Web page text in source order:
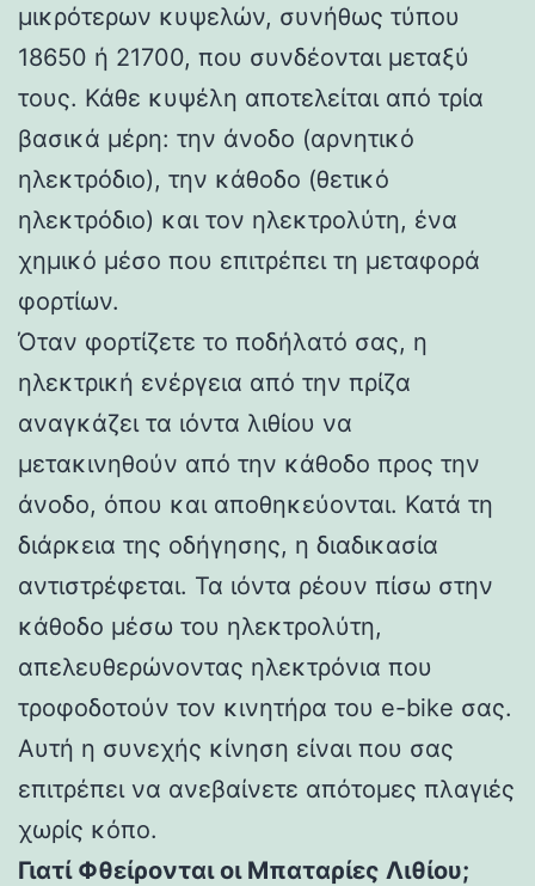
μικρότερων κυψελών, συνήθως τύπου
18650 ή 21700, που συνδέονται μεταξύ
τους. Κάθε κυψέλη αποτελείται από τρία
βασικά μέρη: την άνοδο (αρνητικό
ηλεκτρόδιο), την κάθοδο (θετικό
ηλεκτρόδιο) και τον ηλεκτρολύτη, ένα
χημικό μέσο που επιτρέπει τη μεταφορά
φορτίων.
Όταν φορτίζετε το ποδήλατό σας, η
ηλεκτρική ενέργεια από την πρίζα
αναγκάζει τα ιόντα λιθίου να
μετακινηθούν από την κάθοδο προς την
άνοδο, όπου και αποθηκεύονται. Κατά τη
διάρκεια της οδήγησης, η διαδικασία
αντιστρέφεται. Τα ιόντα ρέουν πίσω στην
κάθοδο μέσω του ηλεκτρολύτη,
απελευθερώνοντας ηλεκτρόνια που
τροφοδοτούν τον κινητήρα του e-bike σας.
Αυτή η συνεχής κίνηση είναι που σας
επιτρέπει να ανεβαίνετε απότομες πλαγιές
χωρίς κόπο.
Γιατί Φθείρονται οι Μπαταρίες Λιθίου;